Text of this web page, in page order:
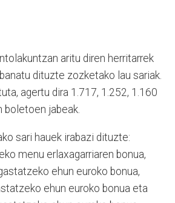
aritu diren herritarrek
dituzte zozketako lau sariak.
agertu dira 1.717, 1.252, 1.160
boletoen jabeak.
sari hauek irabazi dituzte:
menu erlaxagarriaren bonua,
ehun euroko bonua,
ehun euroko bonua eta